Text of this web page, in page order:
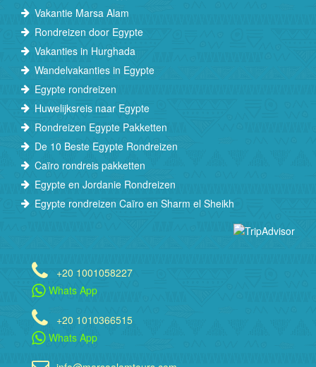
Vakantie Marsa Alam
Rondreizen door Egypte
Vakanties in Hurghada
Wandelvakanties in Egypte
Egypte rondreizen
Huwelijksreis naar Egypte
Rondreizen Egypte Pakketten
De 10 Beste Egypte Rondreizen
Caïro rondreis pakketten
Egypte en Jordanie Rondreizen
Egypte rondreizen Caïro en Sharm el Sheikh
+20 1001058227
Whats App
+20 1010366515
Whats App